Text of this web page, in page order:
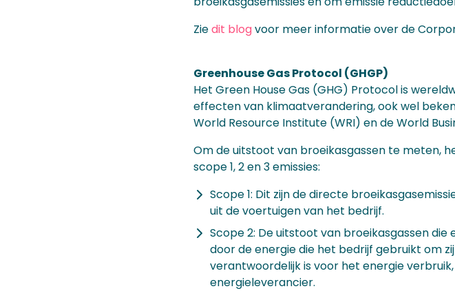
Ziedit blogvoor meer informatie over de
Greenhouse Gas Protocol (GHGP)
Het Green House Gas (GHG) Protocol is
effecten van klimaatverandering, ook wel
World Resource Institute (WRI) en de World
Om de uitstoot van broeikasgassen te meten,
scope 1, 2 en 3 emissies:
Scope 1: Dit zijn de directe
uit de voertuigen van het bedrijf.
Scope 2: De uitstoot van broeikasgassen
door de energie die het bedrijf gebruikt om
verantwoordelijk is voor het energie
energieleverancier.